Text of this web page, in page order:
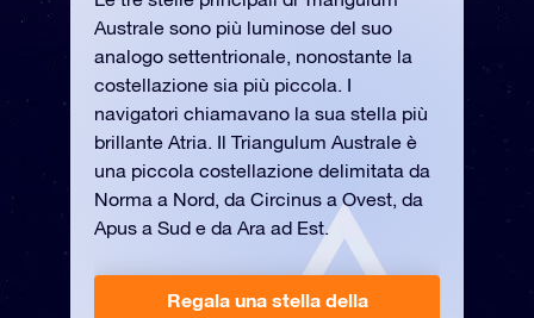
Australe sono più luminose del suo
analogo settentrionale, nonostante la
costellazione sia più piccola. I
navigatori chiamavano la sua stella più
brillante Atria. Il Triangulum Australe è
una piccola costellazione delimitata da
Norma a Nord, da Circinus a Ovest, da
Apus a Sud e da Ara ad Est.
Regala una stella della